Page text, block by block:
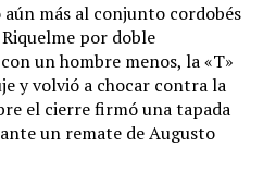
más al conjunto cordobés
por doble
un hombre menos, la «T»
y volvió a chocar contra la
el cierre firmó una tapada
un remate de Augusto